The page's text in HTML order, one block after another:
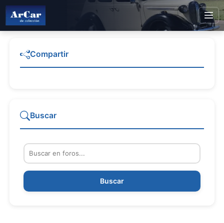
Compartir
Buscar
Buscar